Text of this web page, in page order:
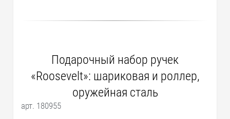
Подарочный набор ручек
«Roosevelt»: шариковая и роллер,
оружейная сталь
арт. 180955